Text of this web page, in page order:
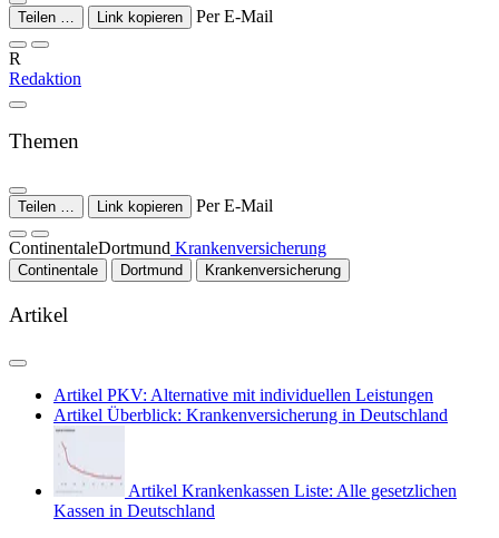
Teilen … Link kopieren Per E-Mail
R
Redaktion
Themen
Teilen … Link kopieren Per E-Mail
ContinentaleDortmund Krankenversicherung
Continentale Dortmund Krankenversicherung
Artikel
Artikel PKV: Alternative mit individuellen Leistungen
Artikel Überblick: Krankenversicherung in Deutschland
Artikel Krankenkassen Liste: Alle gesetzlichen
Kassen in Deutschland